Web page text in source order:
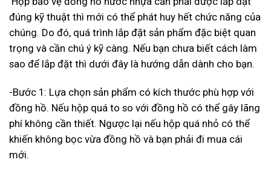
đúng kỹ thuật thì mới có thể phát huy hết chức năng của
chúng. Do đó, quá trình lắp đặt sản phẩm đặc biệt quan
trọng và cần chú ý kỹ càng. Nếu bạn chưa biết cách làm
sao để lắp đặt thì dưới đây là hướng dẫn dành cho bạn.
-Bước 1: Lựa chọn sản phẩm có kích thước phù hợp với
đồng hồ. Nếu hộp quá to so với đồng hồ có thể gây lãng
phí không cần thiết. Ngược lại nếu hộp quá nhỏ có thể
khiến không bọc vừa đồng hồ và bạn phải đi mua cái
mới.